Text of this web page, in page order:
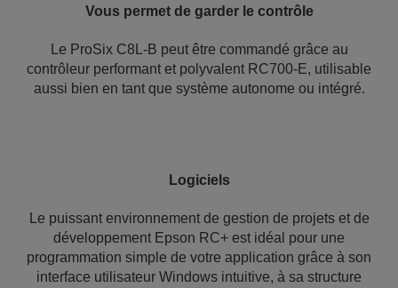
Vous permet de garder le contrôle
Le ProSix C8L-B peut être commandé grâce au
contrôleur performant et polyvalent RC700-E, utilisable
aussi bien en tant que système autonome ou intégré.
Logiciels
Le puissant environnement de gestion de projets et de
développement Epson RC+ est idéal pour une
programmation simple de votre application grâce à son
interface utilisateur Windows intuitive, à sa structure